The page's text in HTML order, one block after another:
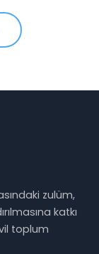
zulüm,
katkı
toplum